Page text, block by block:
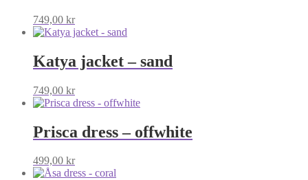
749,00 kr
Katya jacket – sand
749,00 kr
Prisca dress – offwhite
499,00 kr